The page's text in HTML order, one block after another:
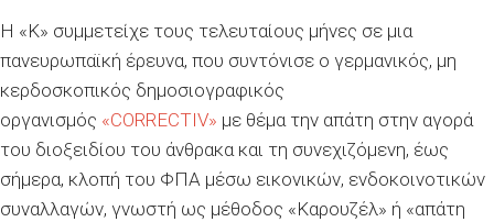
Η «Κ» συμμετείχε τους τελευταίους μήνες σε μια
πανευρωπαϊκή έρευνα, που συντόνισε ο γερμανικός, μη
κερδοσκοπικός δημοσιογραφικός
οργανισμός «CORRECTIV» με θέμα την απάτη στην αγορά
του διοξειδίου του άνθρακα και τη συνεχιζόμενη, έως
σήμερα, κλοπή του ΦΠΑ μέσω εικονικών, ενδοκοινοτικών
συναλλαγών, γνωστή ως μέθοδος «Καρουζέλ» ή «απάτη